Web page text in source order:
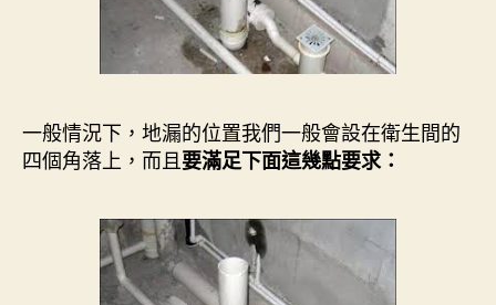
一般情況下，地漏的位置我們一般會設在衛生間的
四個角落上，而且要滿足下面這幾點要求：